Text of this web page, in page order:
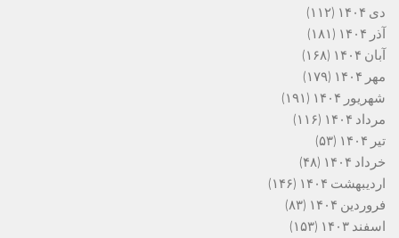
دی ۱۴۰۴
(۱۱۲)
آذر ۱۴۰۴
(۱۸۱)
آبان ۱۴۰۴
(۱۶۸)
مهر ۱۴۰۴
(۱۷۹)
شهریور ۱۴۰۴
(۱۹۱)
مرداد ۱۴۰۴
(۱۱۶)
تیر ۱۴۰۴
(۵۳)
خرداد ۱۴۰۴
(۴۸)
اردیبهشت ۱۴۰۴
(۱۴۶)
فروردین ۱۴۰۴
(۸۳)
اسفند ۱۴۰۳
(۱۵۳)